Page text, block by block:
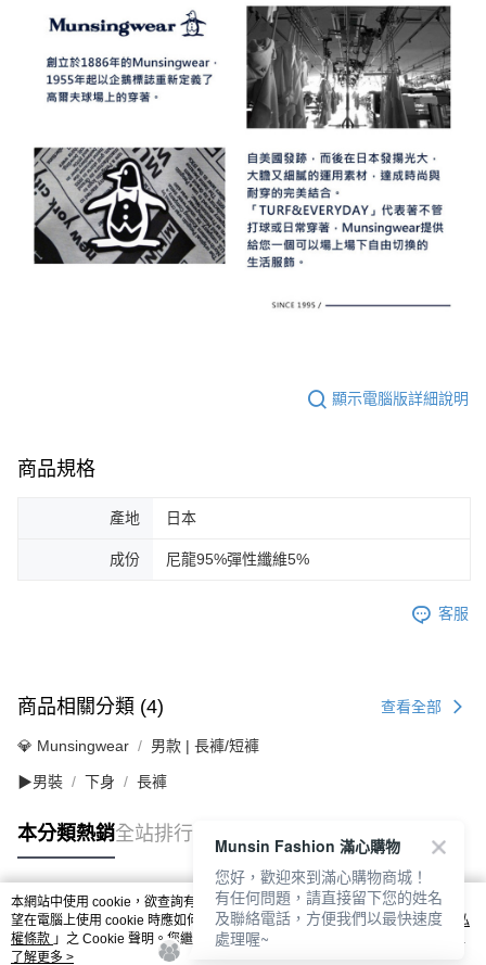
顯示電腦版詳細說明
商品規格
產地 日本
成份 尼龍95%彈性纖維5%
客服
商品相關分類 (4) 查看全部
💎 Munsingwear 男款 | 長褲/短褲
▶男裝 下身 長褲
本分類熱銷全站排行
熱門標籤
本網站中使用 cookie，欲查詢有關本網站使用 cookie 方式之詳情，及若您不希
望在電腦上使用 cookie 時應如何變更電腦的 cookie 設定，請參閱本網站「
隱私
權條款 」之 Cookie 聲明。您繼續使用本網站即表示您同意本公司得按本網站使
用條款之 Cookie 聲明使用 cookie。
了解更多 >
Munsin Fashion 滿心購物
您好，歡迎來到滿心購物商城！
有任何問題，請直接留下您的姓名
及聯絡電話，方便我們以最快速度
處理喔~